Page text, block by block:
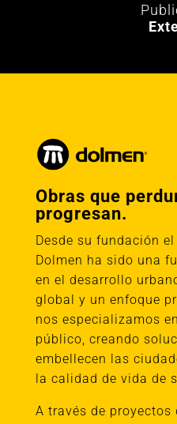
Obras que
progresan.
Desde su fundación
Dolmen ha sido una
en el desarrollo
global y un enfoque
nos especializamos
público, creando
embellecen las
la calidad de vida de
A través de